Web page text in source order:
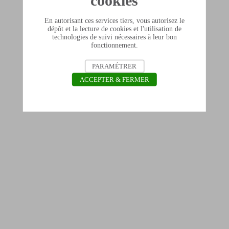
En autorisant ces services tiers, vous autorisez le
dépôt et la lecture de cookies et l'utilisation de
technologies de suivi nécessaires à leur bon
fonctionnement.
PARAMÉTRER
ACCEPTER & FERMER